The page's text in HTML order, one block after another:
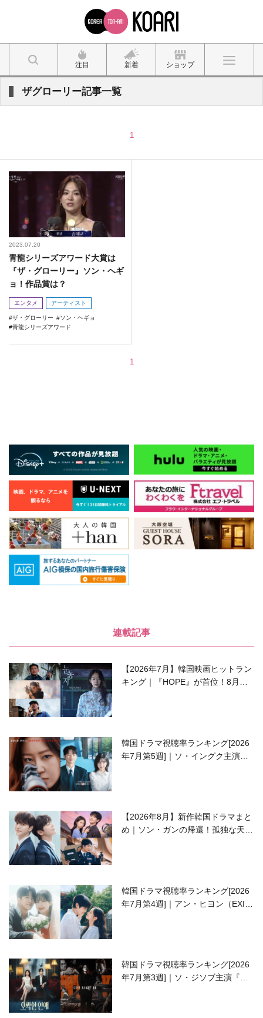
注目 新着 ショップ
ザグローリー記事一覧
1
2023.07.20
青龍シリーズアワード大賞は
『ザ・グローリー』ソン・ヘギ
ョ！作品賞は？
エンタメ アーティスト
ザ・グローリー
ソン・ヘギョ
青龍シリーズアワード
1
連載記事
【2026年7月】韓国映画ヒットラン
キング｜『HOPE』が首位！8月公
韓国ドラマ視聴率ランキング[2026
年7月第5週]｜ソ・イングク主演の
【2026年8月】新作韓国ドラマまと
め｜ソン・ガンの帰還！孤独な天才
韓国ドラマ視聴率ランキング[2026
年7月第4週]｜アン・ヒヨン（EXID
韓国ドラマ視聴率ランキング[2026
年7月第3週]｜ソ・ジソブ主演『エ